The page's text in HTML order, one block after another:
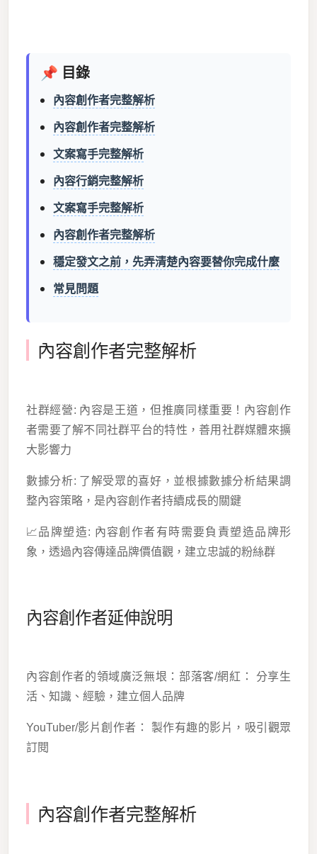
📌 目錄
內容創作者完整解析
內容創作者完整解析
文案寫手完整解析
內容行銷完整解析
文案寫手完整解析
內容創作者完整解析
穩定發文之前，先弄清楚內容要替你完成什麼
常見問題
內容創作者完整解析
社群經營: 內容是王道，但推廣同樣重要！內容創作
者需要了解不同社群平台的特性，善用社群媒體來擴
大影響力
數據分析: 了解受眾的喜好，並根據數據分析結果調
整內容策略，是內容創作者持續成長的關鍵
📈品牌塑造: 內容創作者有時需要負責塑造品牌形
象，透過內容傳達品牌價值觀，建立忠誠的粉絲群
內容創作者延伸說明
內容創作者的領域廣泛無垠：部落客/網紅： 分享生
活、知識、經驗，建立個人品牌
YouTuber/影片創作者： 製作有趣的影片，吸引觀眾
訂閱
內容創作者完整解析